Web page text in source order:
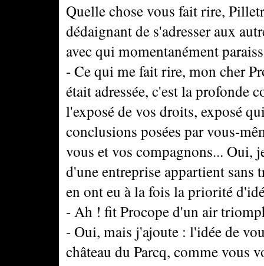
Quelle chose vous fait rire,
dédaignant de s'adresser aux
avec qui momentanément
- Ce qui me fait rire, mon cher
était adressée, c'est la profonde
l'exposé de vos droits, exposé
conclusions posées par vous-
vous et vos compagnons... Oui,
d'une entreprise appartient sans
en ont eu à la fois la priorité
- Ah ! fit Procope d'un air
- Oui, mais j'ajoute : l'idée de
château du Parcq, comme vous